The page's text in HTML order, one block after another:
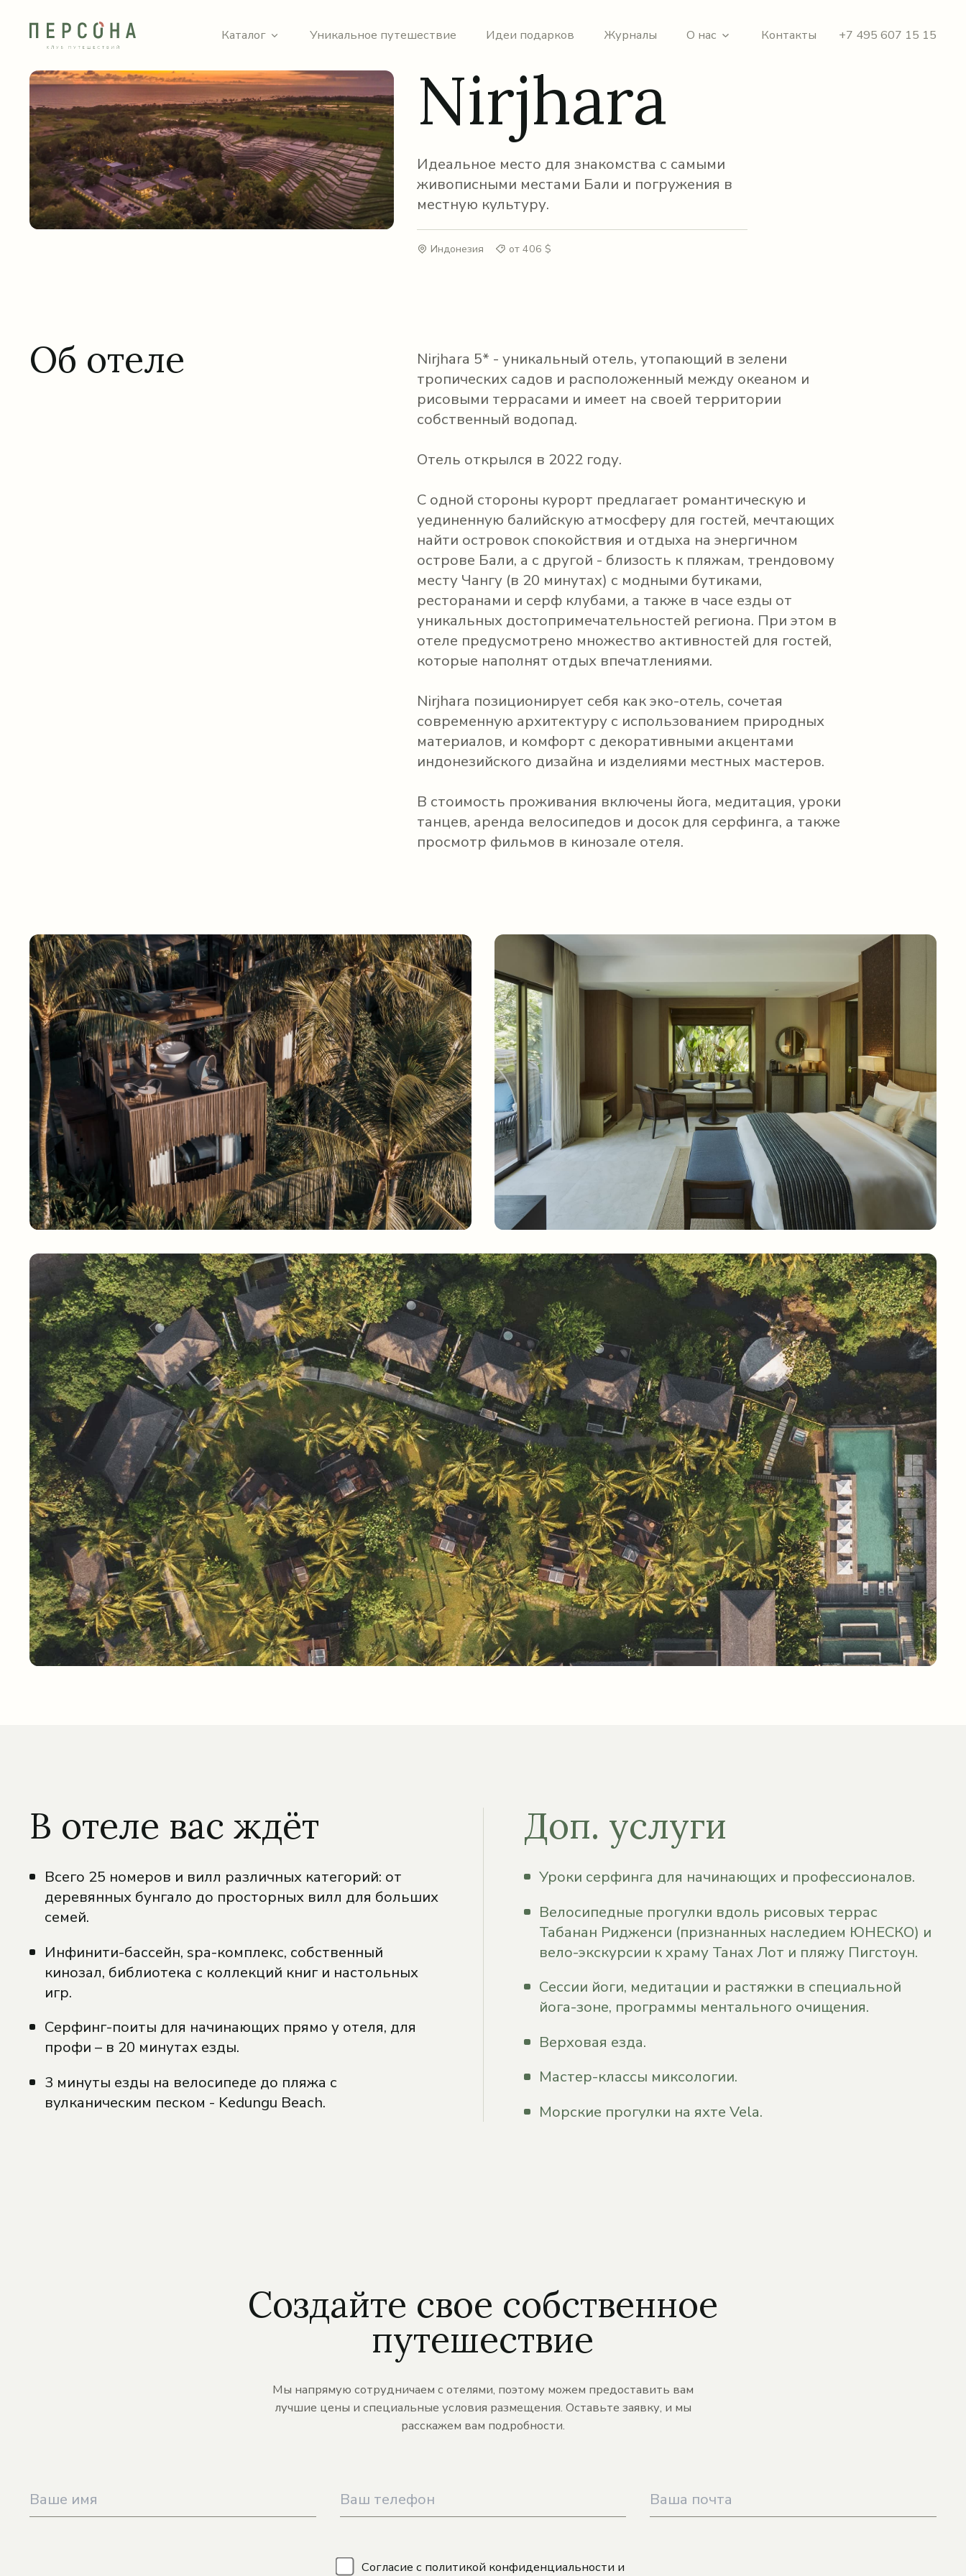
Каталог Уникальное путешествие Идеи подарков Журналы О нас Контакты +7 495 607 15 15
Nirjhara
Идеальное место для знакомства с самыми
живописными местами Бали и погружения в
местную культуру.
Индонезия от 406 $
Об отеле
Nirjhara 5* - уникальный отель, утопающий в зелени
тропических садов и расположенный между океаном и
рисовыми террасами и имеет на своей территории
собственный водопад.
Отель открылся в 2022 году.
С одной стороны курорт предлагает романтическую и
уединенную балийскую атмосферу для гостей, мечтающих
найти островок спокойствия и отдыха на энергичном
острове Бали, а с другой - близость к пляжам, трендовому
месту Чангу (в 20 минутах) с модными бутиками,
ресторанами и серф клубами, а также в часе езды от
уникальных достопримечательностей региона. При этом в
отеле предусмотрено множество активностей для гостей,
которые наполнят отдых впечатлениями.
Nirjhara позиционирует себя как эко-отель, сочетая
современную архитектуру с использованием природных
материалов, и комфорт с декоративными акцентами
индонезийского дизайна и изделиями местных мастеров.
В стоимость проживания включены йога, медитация, уроки
танцев, аренда велосипедов и досок для серфинга, а также
просмотр фильмов в кинозале отеля.
В отеле вас ждёт
Всего 25 номеров и вилл различных категорий: от
деревянных бунгало до просторных вилл для больших
семей.
Инфинити-бассейн, spa-комплекс, собственный
кинозал, библиотека с коллекций книг и настольных
игр.
Серфинг-поиты для начинающих прямо у отеля, для
профи – в 20 минутах езды.
3 минуты езды на велосипеде до пляжа с
вулканическим песком - Kedungu Beach.
Доп. услуги
Уроки серфинга для начинающих и профессионалов.
Велосипедные прогулки вдоль рисовых террас
Табанан Ридженси (признанных наследием ЮНЕСКО) и
вело-экскурсии к храму Танах Лот и пляжу Пигстоун.
Сессии йоги, медитации и растяжки в специальной
йога-зоне, программы ментального очищения.
Верховая езда.
Мастер-классы миксологии.
Морские прогулки на яхте Vela.
Создайте свое собственное
путешествие
Мы напрямую сотрудничаем с отелями, поэтому можем предоставить вам
лучшие цены и специальные условия размещения. Оставьте заявку, и мы
расскажем вам подробности.
Согласие с политикой конфиденциальности и